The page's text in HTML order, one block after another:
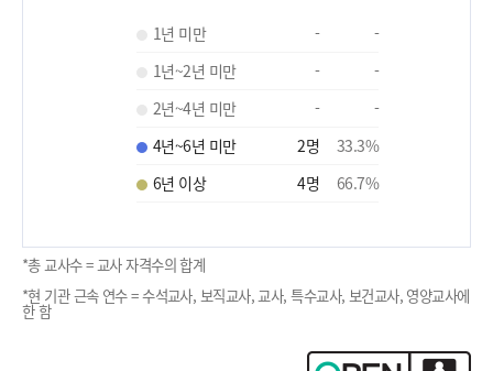
1년 미만 -
-
1년~2년 미만
-
-
2년~4년 미만
-
-
4년~6년 미만
2명 33.3%
6년 이상
4명 66.7%
*총 교사수 = 교사 자격수의 합계
*현 기관 근속 연수 = 수석교사, 보직교사, 교사, 특수교사, 보건교사, 영양교사에
한 함